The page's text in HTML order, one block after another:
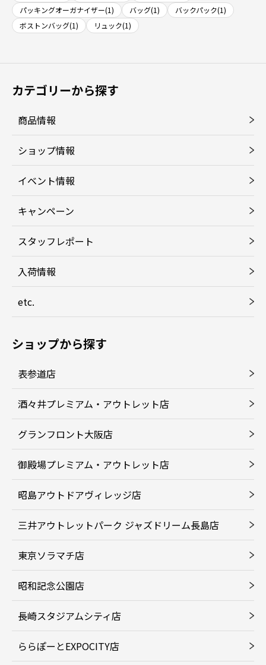
パッキングオーガナイザー(1)
バッグ(1)
バックパック(1)
ボストンバッグ(1)
リュック(1)
カテゴリーから探す
商品情報
ショップ情報
イベント情報
キャンペーン
スタッフレポート
入荷情報
etc.
ショップから探す
表参道店
酒々井プレミアム・アウトレット店
グランフロント大阪店
御殿場プレミアム・アウトレット店
昭島アウトドアヴィレッジ店
三井アウトレットパーク ジャズドリーム長島店
東京ソラマチ店
昭和記念公園店
長崎スタジアムシティ店
ららぽーとEXPOCITY店